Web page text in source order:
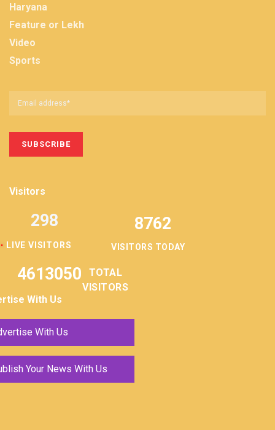
Haryana
Feature or Lekh
Video
Sports
Visitors
LIVE VISITORS
298 8762
VISITORS TODAY
4613050
TOTAL
VISITORS
With Us
With Us
Your News With Us